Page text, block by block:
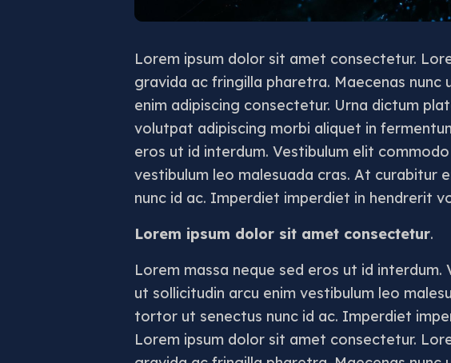
Lorem ipsum dolor sit amet consectetur.
gravida ac fringilla pharetra. Maecenas
enim adipiscing consectetur. Urna dictum
volutpat adipiscing morbi aliquet in
eros ut id interdum. Vestibulum elit
vestibulum leo malesuada cras. At curabitur
nunc id ac. Imperdiet imperdiet in hendrerit
Lorem ipsum dolor sit amet consectetur.
Lorem massa neque sed eros ut id
ut sollicitudin arcu enim vestibulum leo
tortor ut senectus nunc id ac. Imperdiet
Lorem ipsum dolor sit amet consectetur.